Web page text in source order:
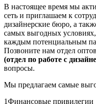
В настоящее время мы
сеть и приглашаем к
дизайнерские бюро, а
самых выгодных
каждым потенциальным
Позвоните нам отдел
(отдел по работе с
вопросы.
Мы предлагаем самые
1Финансовые привилегии